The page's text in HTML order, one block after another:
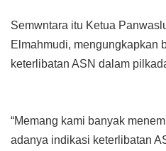
Semwntara itu Ketua
Elmahmudi, mengungkapkan
keterlibatan ASN dalam
“Memang kami banyak
adanya indikasi keterlibatan